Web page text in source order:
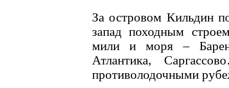
За островом Кильдин
запад походным
мили и моря –
Атлантика,
противолодочными